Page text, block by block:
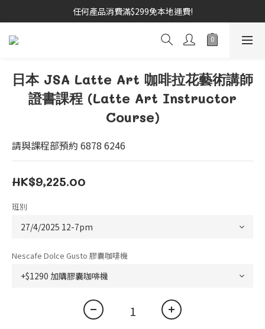
任何產品消費滿$299免本地運費!
日本 JSA Latte Art 咖啡拉花藝術講師
證書課程 (Latte Art Instructor
Course)
請與課程部預約 6878 6246
HK$9,225.00
班別
Nescafe Dolce Gusto 膠囊咖啡機